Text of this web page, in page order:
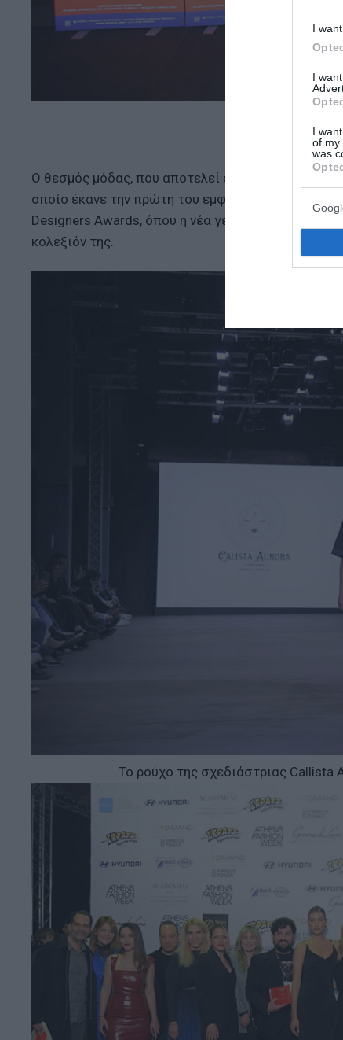
I
I
I
of my
was
Ο θεσμός μόδας, που αποτελεί ορόσημο για τη
οποίο έκανε την πρώτη του εμφάνιση στις
Designers Awards, όπου η νέα γενιά ταλαντούχων
κολεξιόν της.
Το ρούχο της σχεδιάστριας Callista